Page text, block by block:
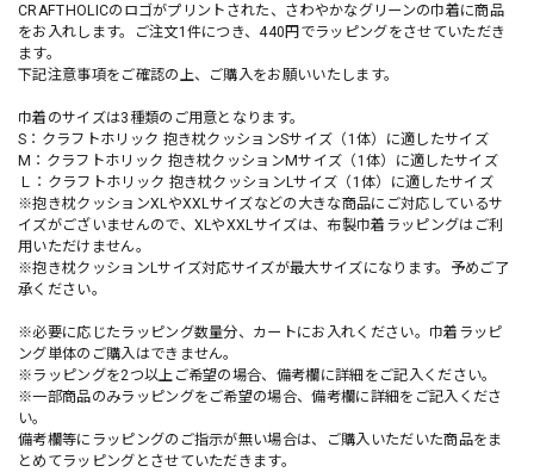
CRAFTHOLICのロゴがプリントされた、さわやかなグリーンの巾着に商品
をお入れします。ご注文1件につき、440円でラッピングをさせていただき
ます。
下記注意事項をご確認の上、ご購入をお願いいたします。
巾着のサイズは3種類のご用意となります。
S：クラフトホリック 抱き枕クッションSサイズ（1体）に適したサイズ
M：クラフトホリック 抱き枕クッションMサイズ（1体）に適したサイズ
Ｌ：クラフトホリック 抱き枕クッションLサイズ（1体）に適したサイズ
※抱き枕クッションXLやXXLサイズなどの大きな商品にご対応しているサ
イズがございませんので、XLやXXLサイズは、布製巾着ラッピングはご利
用いただけません。
※抱き枕クッションLサイズ対応サイズが最大サイズになります。予めご了
承ください。
※必要に応じたラッピング数量分、カートにお入れください。巾着ラッピ
ング単体のご購入はできません。
※ラッピングを2つ以上ご希望の場合、備考欄に詳細をご記入ください。
※一部商品のみラッピングをご希望の場合、備考欄に詳細をご記入くださ
い。
備考欄等にラッピングのご指示が無い場合は、ご購入いただいた商品をま
とめてラッピングとさせていただきます。